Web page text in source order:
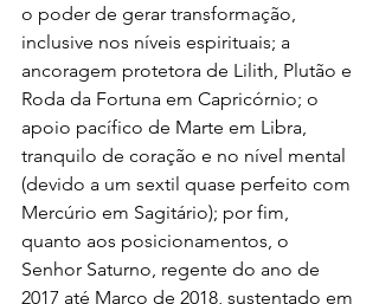
o poder de gerar transformação,
inclusive nos níveis espirituais; a
ancoragem protetora de Lilith, Plutão e
Roda da Fortuna em Capricórnio; o
apoio pacífico de Marte em Libra,
tranquilo de coração e no nível mental
(devido a um sextil quase perfeito com
Mercúrio em Sagitário); por fim,
quanto aos posicionamentos, o
Senhor Saturno, regente do ano de
2017 até Março de 2018, sustentado em